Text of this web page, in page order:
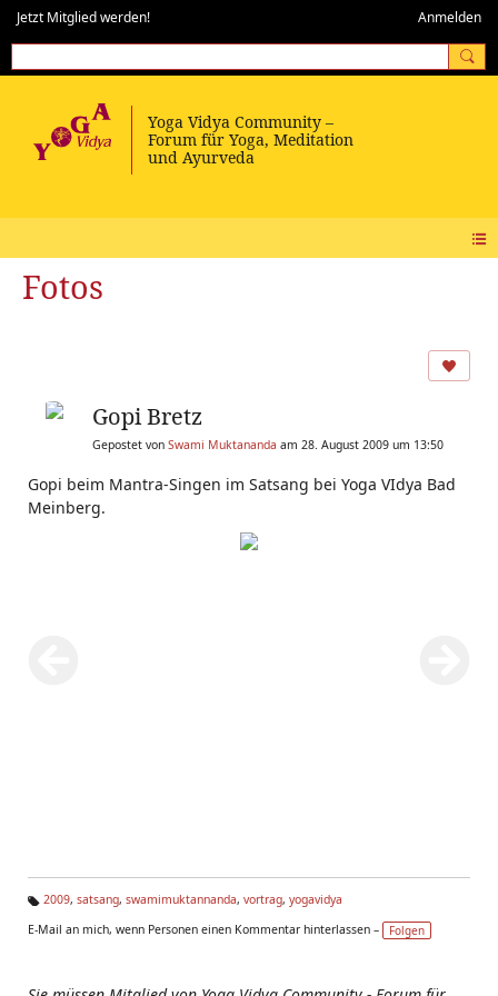
Jetzt Mitglied werden! Anmelden
Fotos
Gopi Bretz
Gepostet von Swami Muktananda am 28. August 2009 um 13:50
Gopi beim Mantra-Singen im Satsang bei Yoga VIdya Bad
Meinberg.
g
2009, satsang, swamimuktannanda, vortrag, yogavidya
E-Mail an mich, wenn Personen einen Kommentar hinterlassen –
Folgen